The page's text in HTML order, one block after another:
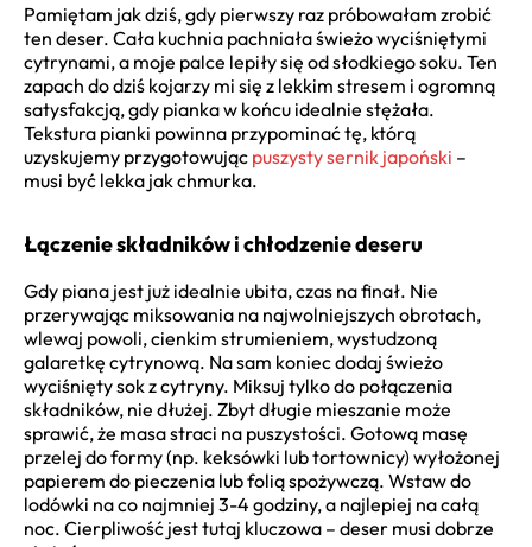
Pamiętam jak dziś, gdy pierwszy raz próbowałam zrobić
ten deser. Cała kuchnia pachniała świeżo wyciśniętymi
cytrynami, a moje palce lepiły się od słodkiego soku. Ten
zapach do dziś kojarzy mi się z lekkim stresem i ogromną
satysfakcją, gdy pianka w końcu idealnie stężała.
Tekstura pianki powinna przypominać tę, którą
uzyskujemy przygotowując puszysty sernik japoński –
musi być lekka jak chmurka.
Łączenie składników i chłodzenie deseru
Gdy piana jest już idealnie ubita, czas na finał. Nie
przerywając miksowania na najwolniejszych obrotach,
wlewaj powoli, cienkim strumieniem, wystudzoną
galaretkę cytrynową. Na sam koniec dodaj świeżo
wyciśnięty sok z cytryny. Miksuj tylko do połączenia
składników, nie dłużej. Zbyt długie mieszanie może
sprawić, że masa straci na puszystości. Gotową masę
przelej do formy (np. keksówki lub tortownicy) wyłożonej
papierem do pieczenia lub folią spożywczą. Wstaw do
lodówki na co najmniej 3-4 godziny, a najlepiej na całą
noc. Cierpliwość jest tutaj kluczowa – deser musi dobrze